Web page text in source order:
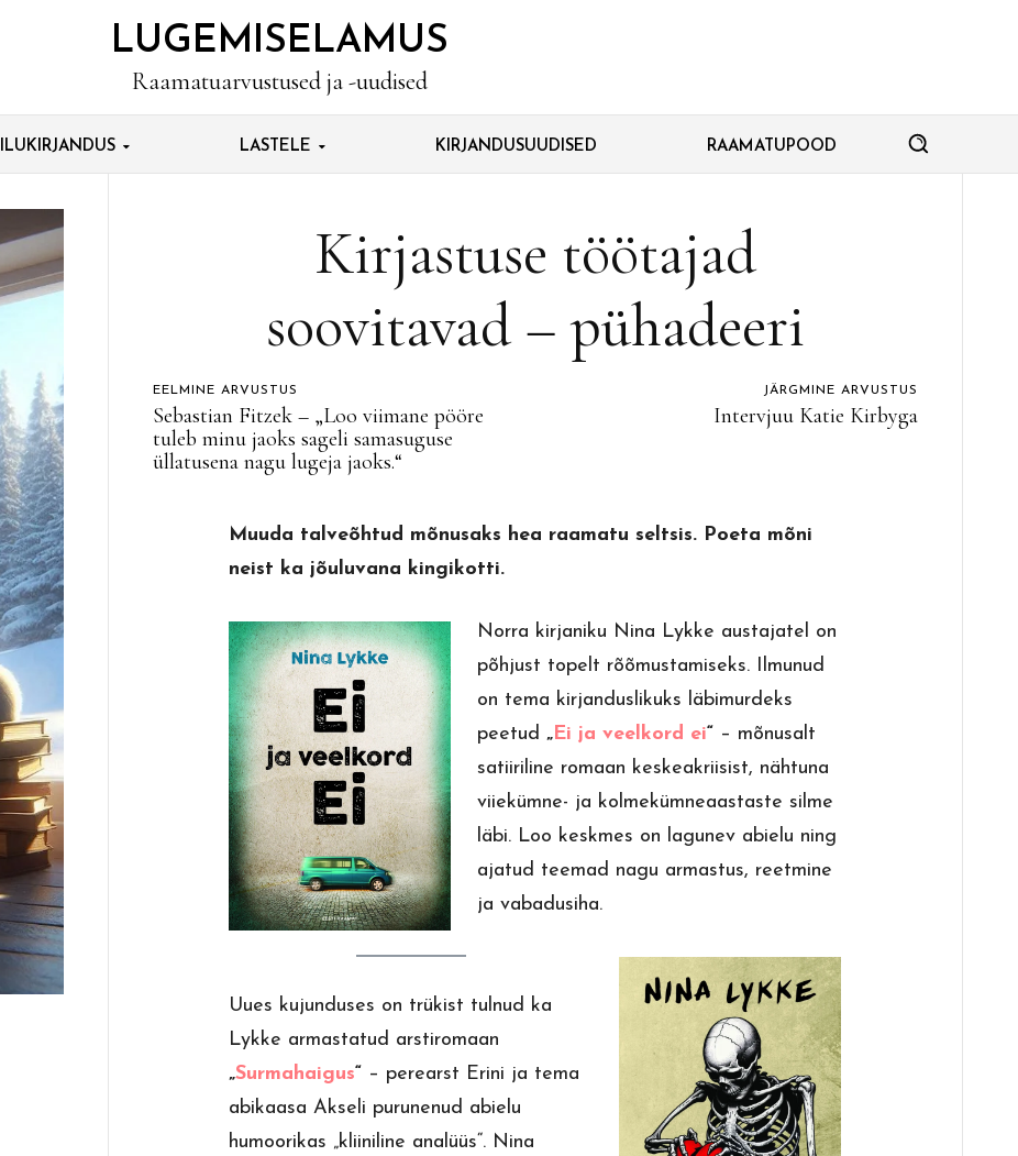
LUGEMISELAMUS
Raamatuarvustused ja -uudised
ILUKIRJANDUS LASTELE KIRJANDUSUUDISED RAAMATUPOOD
Kirjastuse töötajad
soovitavad – pühadeeri
EELMINE ARVUSTUS
Sebastian Fitzek – „Loo viimane pööre
tuleb minu jaoks sageli samasuguse
üllatusena nagu lugeja jaoks.“
JÄRGMINE ARVUSTUS
Intervjuu Katie Kirbyga
Muuda talveõhtud mõnusaks hea raamatu seltsis. Poeta mõni
neist ka jõuluvana kingikotti.
Norra kirjaniku Nina Lykke austajatel on
põhjust topelt rõõmustamiseks. Ilmunud
on tema kirjanduslikuks läbimurdeks
peetud„Ei ja veelkord ei“ – mõnusalt
satiiriline romaan keskeakriisist, nähtuna
viiekümne- ja kolmekümneaastaste silme
läbi. Loo keskmes on lagunev abielu ning
ajatud teemad nagu armastus, reetmine
ja vabadusiha.
Uues kujunduses on trükist tulnud ka
Lykke armastatud arstiromaan
„Surmahaigus“ – perearst Erini ja tema
abikaasa Akseli purunenud abielu
humoorikas „kliiniline analüüs“. Nina